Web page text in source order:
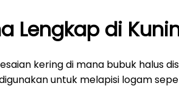
Lengkap di
kering di mana bubuk halus
untuk melapisi logam